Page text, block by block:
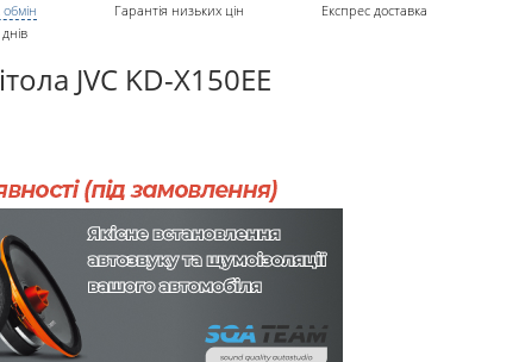
Гарантія низьких цін Експрес доставка
JVC KD-X150EE